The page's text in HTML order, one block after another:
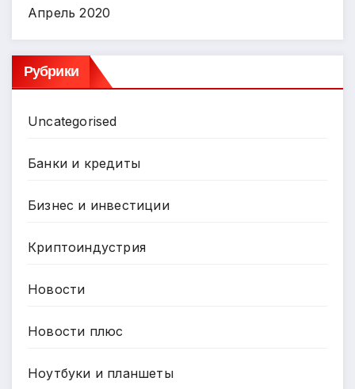
Апрель 2020
Рубрики
Uncategorised
Банки и кредиты
Бизнес и инвестиции
Криптоиндустрия
Новости
Новости плюс
Ноутбуки и планшеты